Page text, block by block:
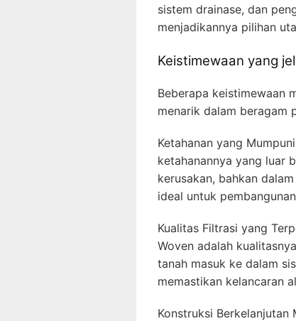
sistem drainase, dan
menjadikannya pilihan
Keistimewaan yang
Beberapa keistimewaan
menarik dalam beragam
Ketahanan yang
ketahanannya yang luar
kerusakan, bahkan
ideal untuk
Kualitas Filtrasi yang
Woven adalah
tanah masuk ke dalam
memastikan kelancaran
Konstruksi